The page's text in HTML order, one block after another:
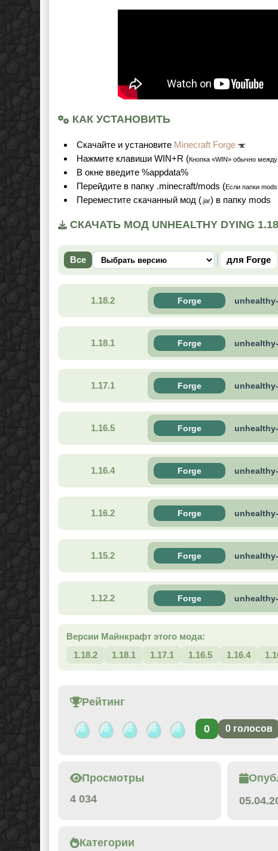
КАК УСТАНОВИТЬ
Cкачайте и установите Minecraft Forge
Нажмите клавиши WIN+R (Кнопка «WIN» обычно
В окне введите %appdata%
Перейдите в папку .minecraft/mods (Если папки mods
Переместите скачанный мод ( .jar) в папку mods
СКАЧАТЬ МОД UNHEALTHY DYING
Все для Forge
1.18.2 Forge
1.18.1 Forge
1.17.1 Forge
1.16.5 Forge
1.16.4 Forge
1.16.2 Forge
1.15.2 Forge
1.12.2 Forge
Версии Майнкрафт этого мода:
1.18.2
1.18.1 1.17.1 1.16.5 1.16.4
Рейтинг
0 0 голосов
Просмотры
4 034
Категории